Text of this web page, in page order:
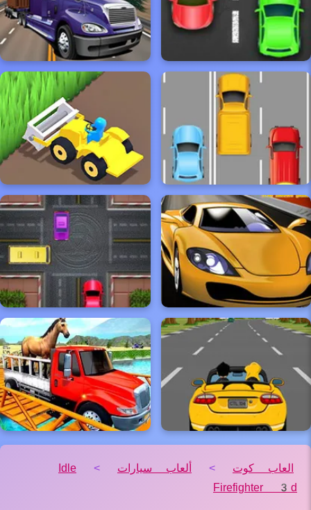
العاب كوت > ألعاب سيارات >
Idle
Firefighter 3d